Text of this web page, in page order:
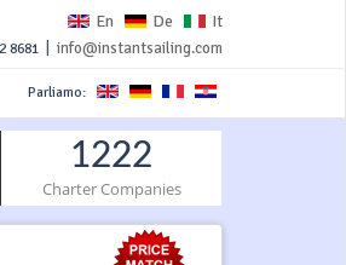
En De It
8681 info@instantsailing.com
Parliamo:
1222
Charter Companies